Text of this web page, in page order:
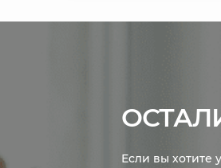
Если вы хотите